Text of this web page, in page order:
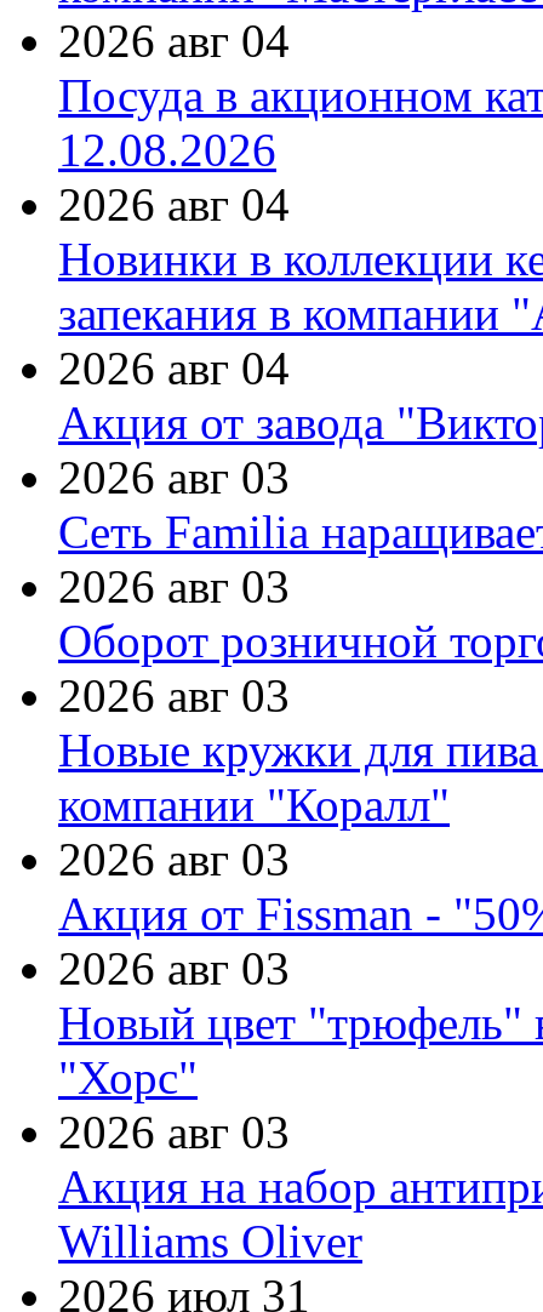
2026 авг 04
Посуда в акционном
12.08.2026
2026 авг 04
Новинки в коллекции
запекания в компании
2026 авг 04
Акция от завода
2026 авг 03
Сеть Familia
2026 авг 03
Оборот розничной
2026 авг 03
Новые кружки для
компании "Коралл"
2026 авг 03
Акция от Fissman -
2026 авг 03
Новый цвет "трюфель"
"Хорс"
2026 авг 03
Акция на набор
Williams Oliver
2026 июл 31